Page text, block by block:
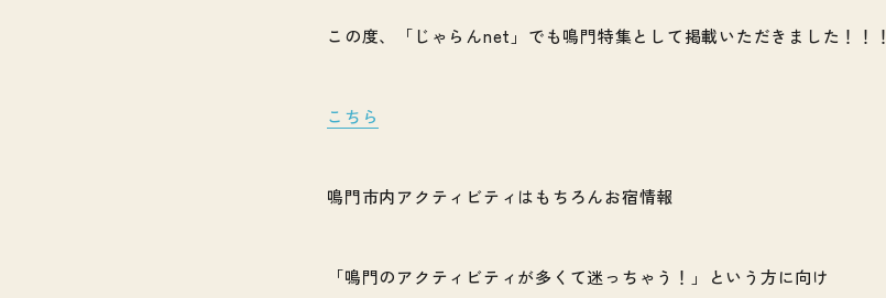
この度、「じゃらんnet」でも鳴門特集として掲載いただきました！！！
こちら
鳴門市内アクティビティはもちろんお宿情報
「鳴門のアクティビティが多くて迷っちゃう！」という方に向け